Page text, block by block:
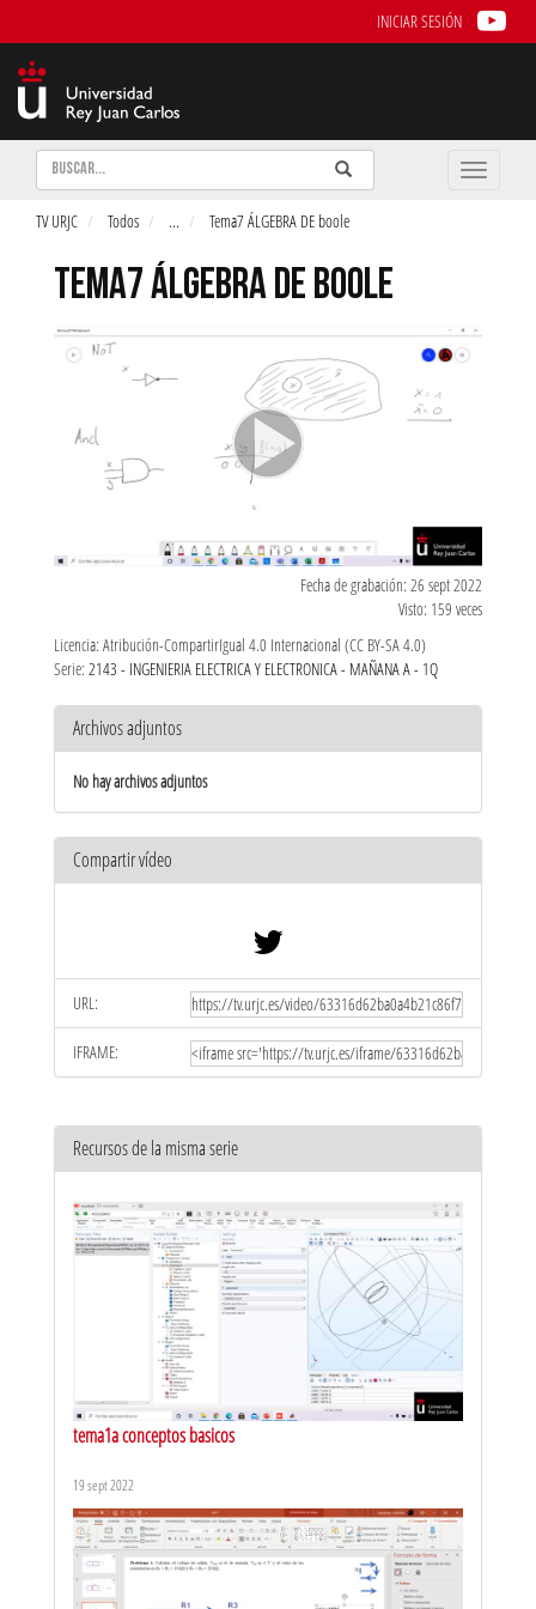
INICIAR SESIÓN
Buscar Enviar
Buscar
Toggle
TV URJC Todos ... Tema7 ÁLGEBRA DE boole
TEMA7 ÁLGEBRA DE BOOLE
Fecha de grabación: 26 sept 2022
Visto: 159 veces
Licencia: Atribución-CompartirIgual 4.0 Internacional (CC BY-SA 4.0)
Serie: 2143 - INGENIERIA ELECTRICA Y ELECTRONICA - MAÑANA A - 1Q
Archivos adjuntos
No hay archivos adjuntos
Compartir vídeo
URL:
IFRAME:
Recursos de la misma serie
tema1a conceptos basicos
19 sept 2022